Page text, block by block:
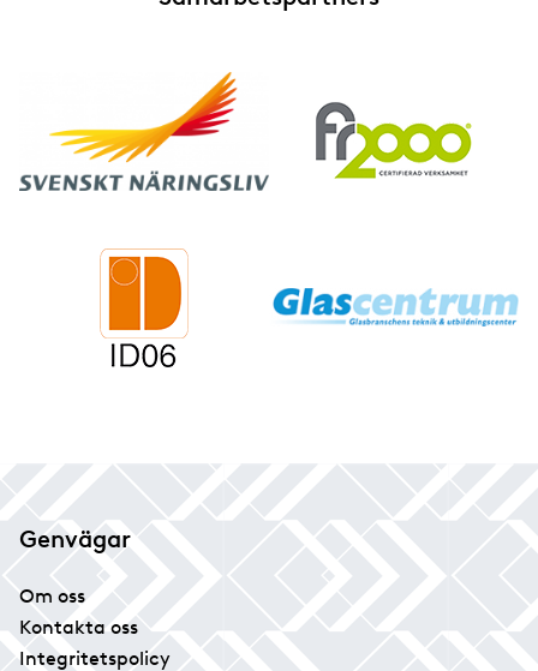
Genvägar
Om oss
Kontakta oss
Integritetspolicy